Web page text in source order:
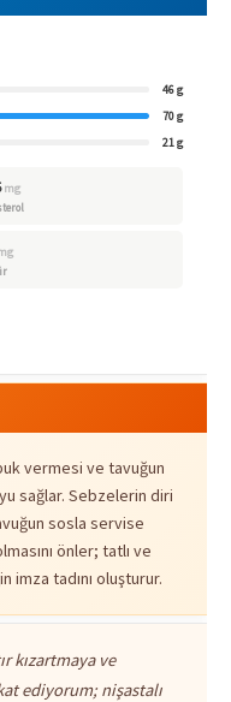
46 g
70 g
21 g
mg
vermesi ve tavuğun
sağlar. Sebzelerin diri
sosla servise
önler; tatlı ve
imza tadını oluşturur.
kızartmaya ve
ediyorum; nişastalı